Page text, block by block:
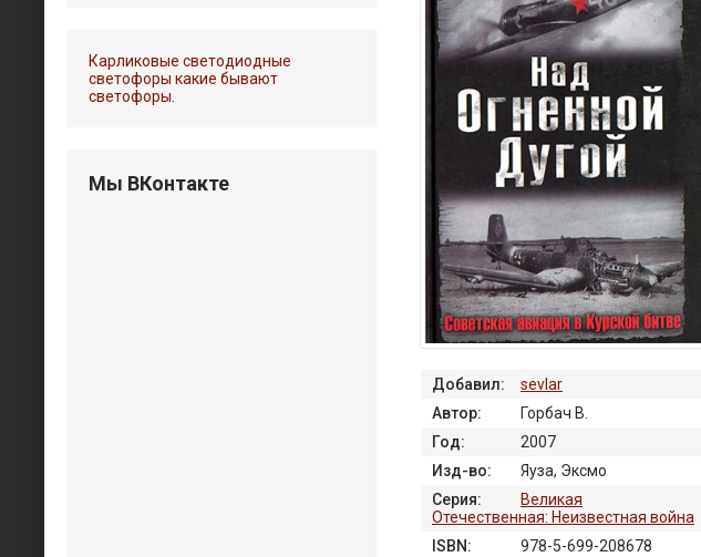
Добавил:
sevlar
Автор:
Горбач В.
Год:
2007
Изд-во:
Яуза, Эксмо
Серия:
Великая
Отечественная: Неизвестная война
ISBN:
978-5-699-208678
Карликовые светодиодные
светофоры какие бывают
светофоры
Мы ВКонтакте